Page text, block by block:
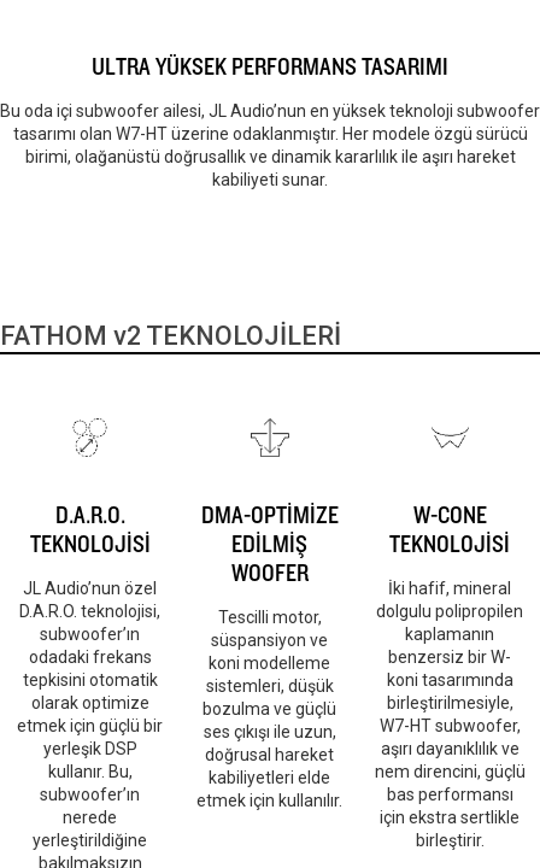
ULTRA YÜKSEK PERFORMANS TASARIMI
Bu oda içi subwoofer ailesi, JL Audio’nun en yüksek teknoloji subwoofer
tasarımı olan W7-HT üzerine odaklanmıştır. Her modele özgü sürücü
birimi, olağanüstü doğrusallık ve dinamik kararlılık ile aşırı hareket
kabiliyeti sunar.
FATHOM v2 TEKNOLOJİLERİ
D.A.R.O.
TEKNOLOJİSİ
JL Audio’nun özel
D.A.R.O. teknolojisi,
subwoofer’ın
odadaki frekans
tepkisini otomatik
olarak optimize
etmek için güçlü bir
yerleşik DSP
kullanır. Bu,
subwoofer’ın
nerede
yerleştirildiğine
bakılmaksızın
DMA-OPTİMİZE
EDİLMİŞ
WOOFER
Tescilli motor,
süspansiyon ve
koni modelleme
sistemleri, düşük
bozulma ve güçlü
ses çıkışı ile uzun,
doğrusal hareket
kabiliyetleri elde
etmek için kullanılır.
W-CONE
TEKNOLOJİSİ
İki hafif, mineral
dolgulu polipropilen
kaplamanın
benzersiz bir W-
koni tasarımında
birleştirilmesiyle,
W7-HT subwoofer,
aşırı dayanıklılık ve
nem direncini, güçlü
bas performansı
için ekstra sertlikle
birleştirir.